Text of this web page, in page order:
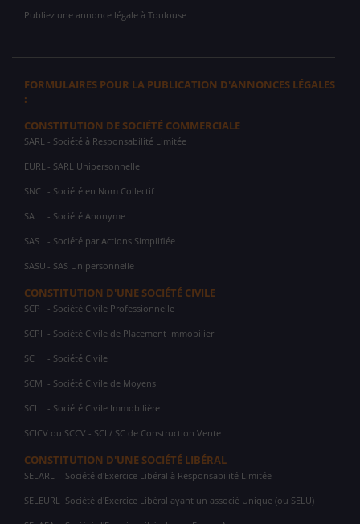
Publiez une annonce légale à Toulouse
FORMULAIRES POUR LA PUBLICATION D'ANNONCES LÉGALES
:
CONSTITUTION DE SOCIÉTÉ COMMERCIALE
SARL - Société à Responsabilité Limitée
EURL - SARL Unipersonnelle
SNC - Société en Nom Collectif
SA - Société Anonyme
SAS - Société par Actions Simplifiée
SASU - SAS Unipersonnelle
CONSTITUTION D'UNE SOCIÉTÉ CIVILE
SCP - Société Civile Professionnelle
SCPI - Société Civile de Placement Immobilier
SC - Société Civile
SCM - Société Civile de Moyens
SCI - Société Civile Immobilière
SCICV ou SCCV - SCI / SC de Construction Vente
CONSTITUTION D'UNE SOCIÉTÉ LIBÉRAL
SELARL Société d'Exercice Libéral à Responsabilité Limitée
SELEURL Société d'Exercice Libéral ayant un associé Unique (ou SELU)